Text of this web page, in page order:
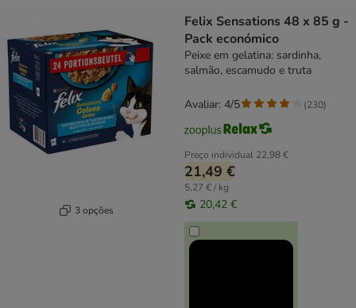
3 opções
Felix Sensations 48 x 85 g -
Pack económico
Peixe em gelatina: sardinha,
salmão, escamudo e truta
Preço individual 22,98 €
21,49 €
5,27 € / kg
20,42 €
Avaliar: 4/5 (230)